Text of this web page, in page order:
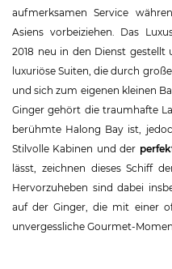
aufmerksamen Service
Asiens vorbeiziehen. Das
2018 neu in den Dienst gestellt
luxuriöse Suiten, die durch
und sich zum eigenen kleinen
Ginger gehört die traumhafte
berühmte Halong Bay ist,
Stilvolle Kabinen und der
lässt, zeichnen dieses Schiff
Hervorzuheben sind dabei
auf der Ginger, die mit einer
unvergessliche Gourmet-